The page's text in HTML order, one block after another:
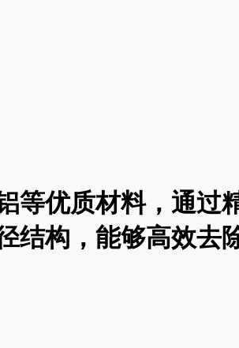
等优质材料，通过
构，能够高效去